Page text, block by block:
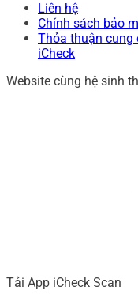
Liên hệ
Chính sách bảo
Thỏa thuận cung
iCheck
Website cùng hệ sinh
Tải App iCheck Scan